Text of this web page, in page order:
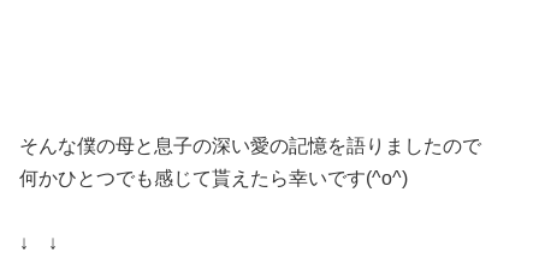
そんな僕の母と息子の深い愛の記憶を語りましたので
何かひとつでも感じて貰えたら幸いです(^o^)
↓ ↓